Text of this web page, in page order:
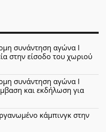
συνάντηση αγώνα Ι
στην είσοδο του χωριού
συνάντηση αγώνα Ι
και εκδήλωση για
κάμπινγκ στην